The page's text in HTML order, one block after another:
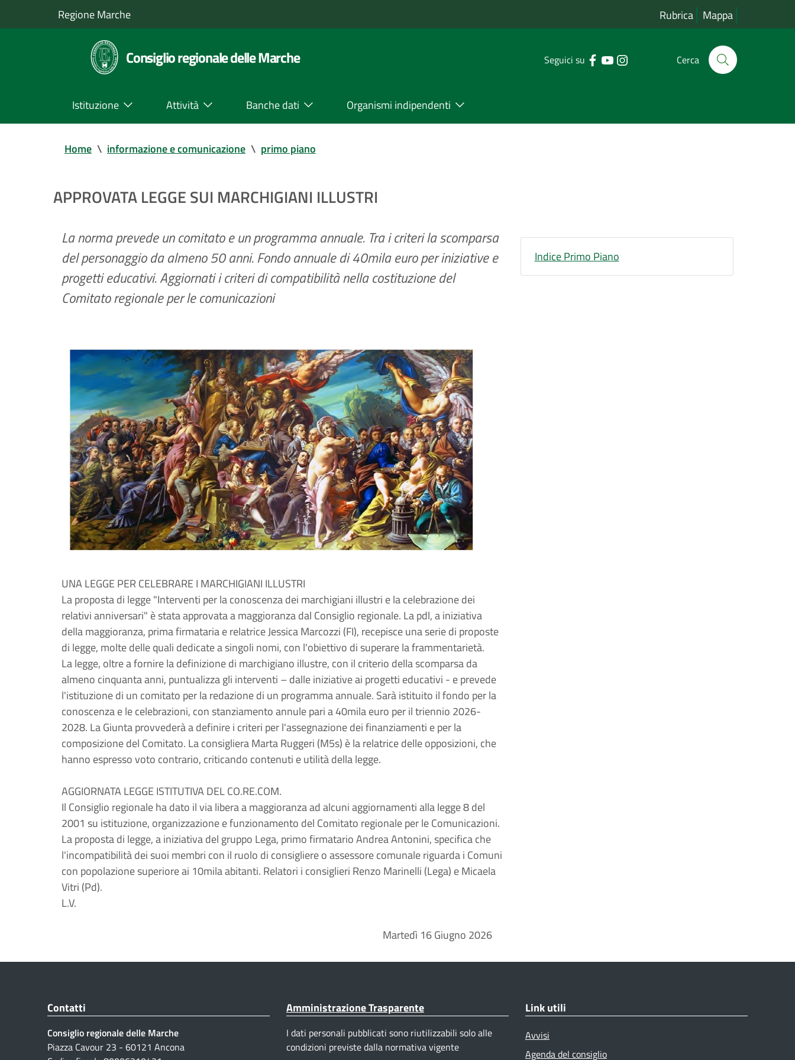
Regione Marche Rubrica Mappa
Consiglio regionale delle Marche Seguici su Cerca
Istituzione Attività Banche dati Organismi indipendenti
Home \ informazione e comunicazione \ primo piano
APPROVATA LEGGE SUI MARCHIGIANI ILLUSTRI
La norma prevede un comitato e un programma annuale. Tra i criteri la scomparsa
del personaggio da almeno 50 anni. Fondo annuale di 40mila euro per iniziative e
progetti educativi. Aggiornati i criteri di compatibilità nella costituzione del
Comitato regionale per le comunicazioni
UNA LEGGE PER CELEBRARE I MARCHIGIANI ILLUSTRI
La proposta di legge "Interventi per la conoscenza dei marchigiani illustri e la celebrazione dei
relativi anniversari" è stata approvata a maggioranza dal Consiglio regionale. La pdl, a iniziativa
della maggioranza, prima firmataria e relatrice Jessica Marcozzi (FI), recepisce una serie di proposte
di legge, molte delle quali dedicate a singoli nomi, con l'obiettivo di superare la frammentarietà.
La legge, oltre a fornire la definizione di marchigiano illustre, con il criterio della scomparsa da
almeno cinquanta anni, puntualizza gli interventi – dalle iniziative ai progetti educativi - e prevede
l'istituzione di un comitato per la redazione di un programma annuale. Sarà istituito il fondo per la
conoscenza e le celebrazioni, con stanziamento annule pari a 40mila euro per il triennio 2026-
2028. La Giunta provvederà a definire i criteri per l'assegnazione dei finanziamenti e per la
composizione del Comitato. La consigliera Marta Ruggeri (M5s) è la relatrice delle opposizioni, che
hanno espresso voto contrario, criticando contenuti e utilità della legge.
AGGIORNATA LEGGE ISTITUTIVA DEL CO.RE.COM.
Il Consiglio regionale ha dato il via libera a maggioranza ad alcuni aggiornamenti alla legge 8 del
2001 su istituzione, organizzazione e funzionamento del Comitato regionale per le Comunicazioni.
La proposta di legge, a iniziativa del gruppo Lega, primo firmatario Andrea Antonini, specifica che
l'incompatibilità dei suoi membri con il ruolo di consigliere o assessore comunale riguarda i Comuni
con popolazione superiore ai 10mila abitanti. Relatori i consiglieri Renzo Marinelli (Lega) e Micaela
Vitri (Pd).
L.V.
Martedì 16 Giugno 2026
Indice Primo Piano
Contatti
Consiglio regionale delle Marche
Piazza Cavour 23 - 60121 Ancona
Amministrazione Trasparente
I dati personali pubblicati sono riutilizzabili solo alle
condizioni previste dalla normativa vigente
Link utili
Avvisi
Agenda del consiglio